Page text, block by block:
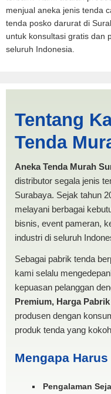
menjual aneka jenis tenda
tenda posko darurat di
untuk konsultasi gratis dan
seluruh Indonesia.
|
MURAH
Tentang
Tenda
Aneka Tenda Murah
distributor segala jenis
Surabaya. Sejak tahun
melayani berbagai
bisnis, event pameran,
industri di seluruh
Sebagai pabrik tenda
kami selalu
kepuasan pelanggan
Premium, Harga
produsen dengan
produk tenda yang
Mengapa
Pengalaman